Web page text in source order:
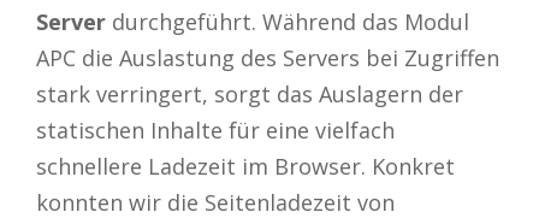
Server durchgeführt. Während das Modul
APC die Auslastung des Servers bei Zugriffen
stark verringert, sorgt das Auslagern der
statischen Inhalte für eine vielfach
schnellere Ladezeit im Browser. Konkret
konnten wir die Seitenladezeit von